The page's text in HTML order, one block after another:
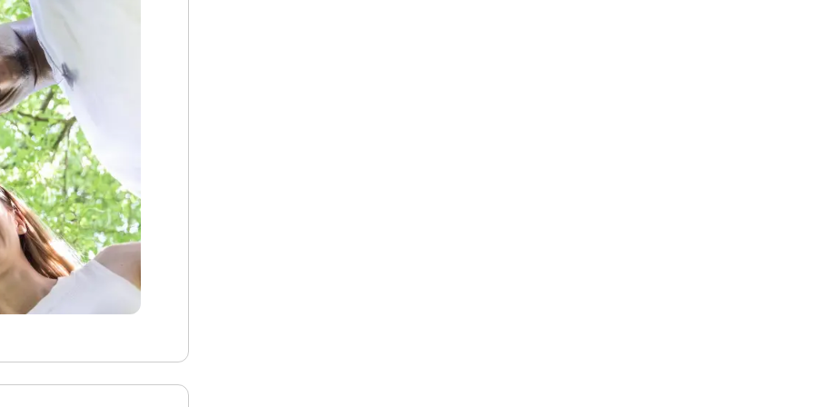
odyssee-la réflexion
scénarisée
leur créativité
novatrices
le